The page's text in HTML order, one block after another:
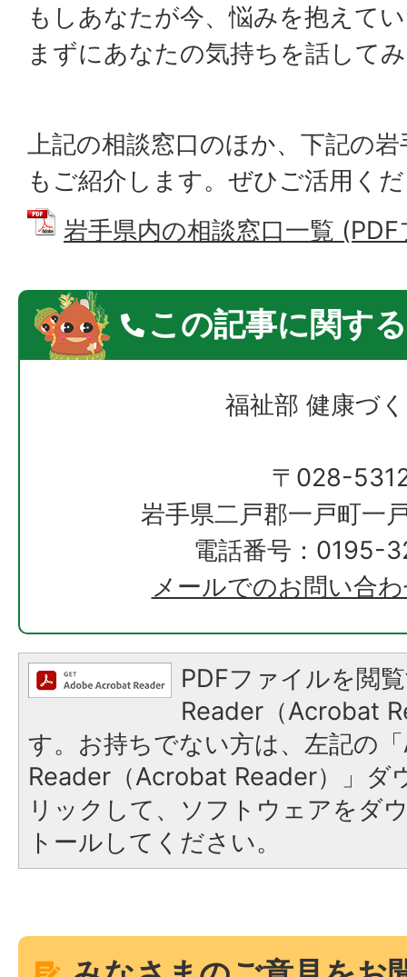
もしあなたが今、悩みを抱えて
まずにあなたの気持ちを話して
上記の相談窓口のほか、下記の
もご紹介します。ぜひご活用く
岩手県内の相談窓口一覧
この記事に関す
福祉部 健康づ
〒028-
岩手県二戸郡一戸町一
電話番号：0195-
メールでのお問い合
PDFファイルを閲
Reader（Acrobat
す。お持ちでない方は、左記の
Reader（Acrobat Reader）」ダ
リックして、ソフトウェアをダ
トールしてください。